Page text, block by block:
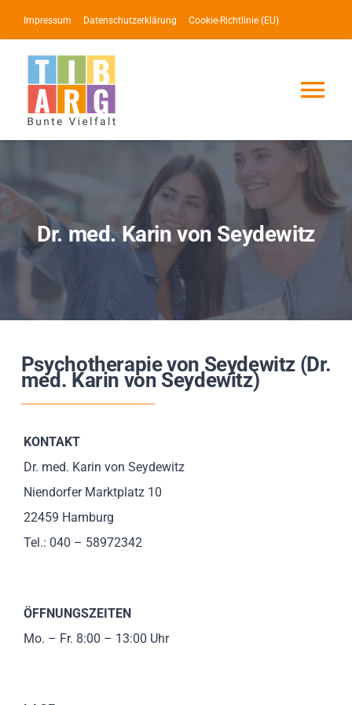
Inhalt
springen
Impressum Datenschutzerklärung Cookie-Richtlinie (EU)
Service
News
Impressionen
Dr. med. Karin von Seydewitz
Psychotherapie von Seydewitz (Dr.
med. Karin von Seydewitz)
KONTAKT
Dr. med. Karin von Seydewitz
Niendorfer Marktplatz 10
22459 Hamburg
Tel.: 040 – 58972342
ÖFFNUNGSZEITEN
Mo. – Fr. 8:00 – 13:00 Uhr